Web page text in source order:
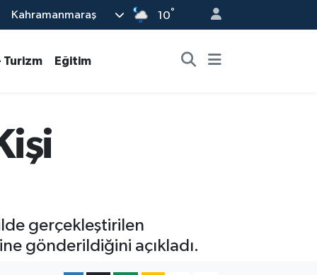
Kahramanmaraş 10°
Turizm Eğitim
gerçekleştirilen
gönderildiğini açıkladı.